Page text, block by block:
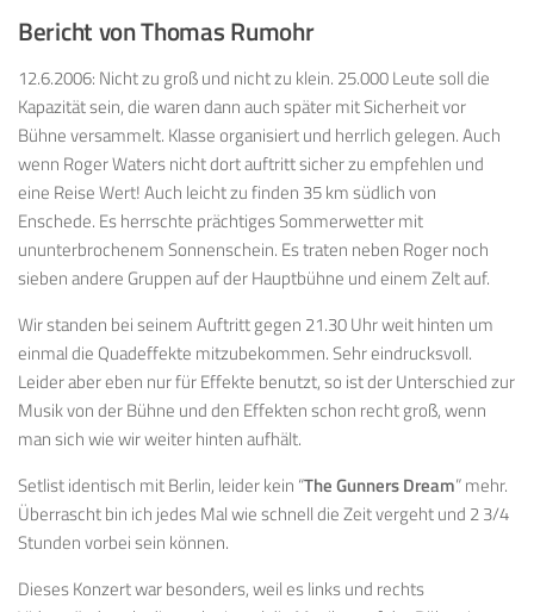
Bericht von Thomas Rumohr
12.6.2006: Nicht zu groß und nicht zu klein. 25.000 Leute soll die
Kapazität sein, die waren dann auch später mit Sicherheit vor
Bühne versammelt. Klasse organisiert und herrlich gelegen. Auch
wenn Roger Waters nicht dort auftritt sicher zu empfehlen und
eine Reise Wert! Auch leicht zu finden 35 km südlich von
Enschede. Es herrschte prächtiges Sommerwetter mit
ununterbrochenem Sonnenschein. Es traten neben Roger noch
sieben andere Gruppen auf der Hauptbühne und einem Zelt auf.
Wir standen bei seinem Auftritt gegen 21.30 Uhr weit hinten um
einmal die Quadeffekte mitzubekommen. Sehr eindrucksvoll.
Leider aber eben nur für Effekte benutzt, so ist der Unterschied zur
Musik von der Bühne und den Effekten schon recht groß, wenn
man sich wie wir weiter hinten aufhält.
Setlist identisch mit Berlin, leider kein “The Gunners Dream” mehr.
Überrascht bin ich jedes Mal wie schnell die Zeit vergeht und 2 3/4
Stunden vorbei sein können.
Dieses Konzert war besonders, weil es links und rechts